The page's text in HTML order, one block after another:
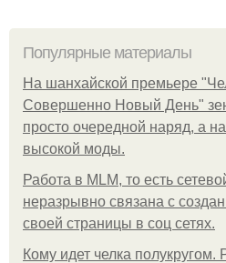
Популярные материалы
На шанхайской премьере
Совершенно Новый День"
просто очередной наряд, а
высокой моды.
Работа в MLM, то есть
неразрывно связана с
своей страницы в соц сетях.
Кому идет челка полукругом.